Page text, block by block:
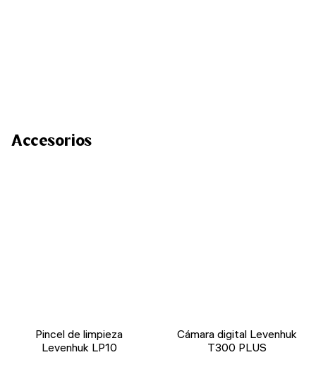
Accesorios
Pincel de limpieza
Levenhuk LP10
Cámara digital Levenhuk
T300 PLUS